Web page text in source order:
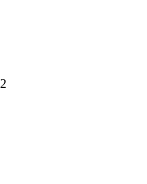
2